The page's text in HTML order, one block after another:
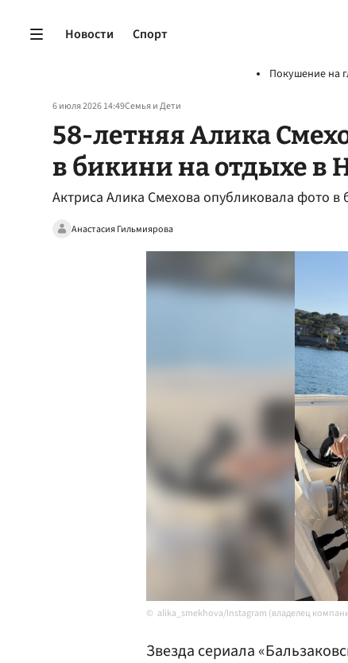
Новости Спорт
Покушение на
6 июля 2026 14:49Семья и Дети
58-летняя Алика
в бикини на отдыхе в
Актриса Алика Смехова опубликовала фото в
Анастасия Гильмиярова
alika_smekhova/Instagram (владелец
Звезда сериала